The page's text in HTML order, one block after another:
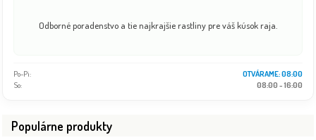
Odborné poradenstvo a tie najkrajšie rastliny pre váš kúsok raja.
Po-Pi:
OTVÁRAME: 08:00
So:
08:00 - 16:00
Populárne produkty